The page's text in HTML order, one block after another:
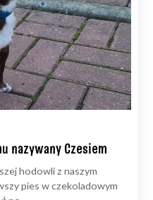
nazywany Czesiem
hodowli z naszym
pies w czekoladowym